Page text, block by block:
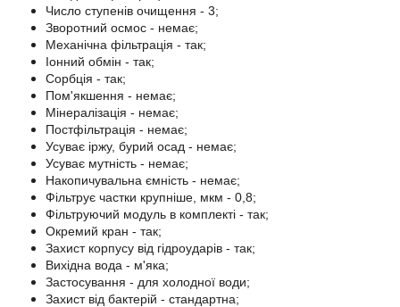
Число ступенів очищення - 3;
Зворотний осмос - немає;
Механічна фільтрація - так;
Іонний обмін - так;
Сорбція - так;
Пом'якшення - немає;
Мінералізація - немає;
Постфільтрація - немає;
Усуває іржу, бурий осад - немає;
Усуває мутність - немає;
Накопичувальна ємність - немає;
Фільтрує частки крупніше, мкм - 0,8;
Фільтруючий модуль в комплекті - так;
Окремий кран - так;
Захист корпусу від гідроударів - так;
Вихідна вода - м'яка;
Застосування - для холодної води;
Захист від бактерій - стандартна;